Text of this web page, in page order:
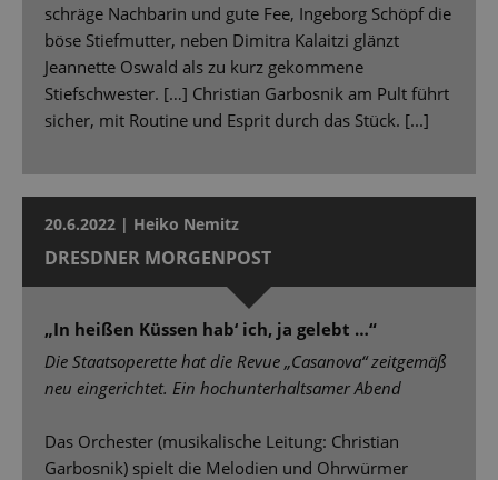
schräge Nachbarin und gute Fee, Ingeborg Schöpf die
böse Stiefmutter, neben Dimitra Kalaitzi glänzt
Jeannette Oswald als zu kurz gekommene
Stiefschwester. […] Christian Garbosnik am Pult führt
sicher, mit Routine und Esprit durch das Stück. [...]
20.6.2022 | Heiko Nemitz
DRESDNER MORGENPOST
„In heißen Küssen hab‘ ich, ja gelebt …“
Die Staatsoperette hat die Revue „Casanova“ zeitgemäß
neu eingerichtet. Ein hochunterhaltsamer Abend
Das Orchester (musikalische Leitung: Christian
Garbosnik) spielt die Melodien und Ohrwürmer